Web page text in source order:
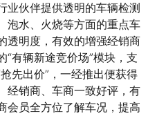
业伙伴提供透明的车辆检测
泡水、火烧等方面的重点车
透明度，有效的增强经销商
“有辆新途竞价场”模块，支
先出价”，一经推出便获得
经销商、车商一致好评，有
会员全方位了解车况，提高